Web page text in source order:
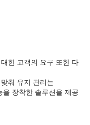
한 고객의 요구 또한 다
춰 유지 관리는
장착한 솔루션을 제공